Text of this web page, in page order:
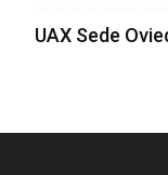
UAX Sede